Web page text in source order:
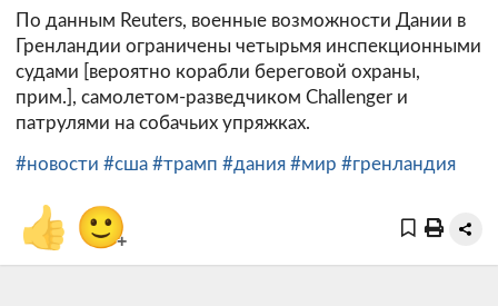
По данным Reuters, военные возможности Дании в
Гренландии ограничены четырьмя инспекционными
судами [вероятно корабли береговой охраны,
прим.], самолетом-разведчиком Challenger и
патрулями на собачьих упряжках.
#новости #сша #трамп #дания #мир #гренландия
👍 🙂+